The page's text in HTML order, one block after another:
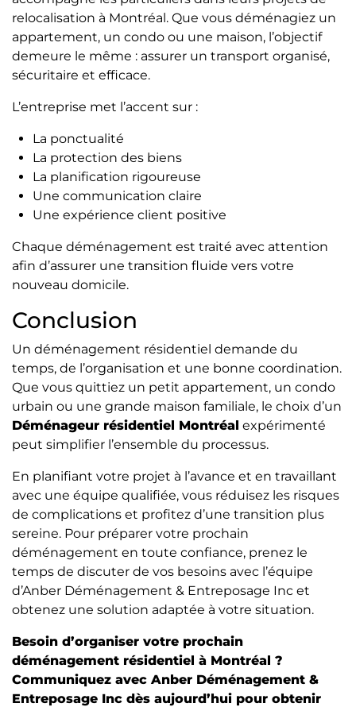
relocalisation à Montréal. Que vous déménagiez un
appartement, un condo ou une maison, l’objectif
demeure le même : assurer un transport organisé,
sécuritaire et efficace.
L’entreprise met l’accent sur :
La ponctualité
La protection des biens
La planification rigoureuse
Une communication claire
Une expérience client positive
Chaque déménagement est traité avec attention
afin d’assurer une transition fluide vers votre
nouveau domicile.
Conclusion
Un déménagement résidentiel demande du
temps, de l’organisation et une bonne coordination.
Que vous quittiez un petit appartement, un condo
urbain ou une grande maison familiale, le choix d’un
Déménageur résidentiel Montréal expérimenté
peut simplifier l’ensemble du processus.
En planifiant votre projet à l’avance et en travaillant
avec une équipe qualifiée, vous réduisez les risques
de complications et profitez d’une transition plus
sereine. Pour préparer votre prochain
déménagement en toute confiance, prenez le
temps de discuter de vos besoins avec l’équipe
d’Anber Déménagement & Entreposage Inc et
obtenez une solution adaptée à votre situation.
Besoin d’organiser votre prochain
déménagement résidentiel à Montréal ?
Communiquez avec Anber Déménagement &
Entreposage Inc dès aujourd’hui pour obtenir